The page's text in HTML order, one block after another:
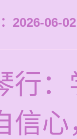
2026-06-
行
信